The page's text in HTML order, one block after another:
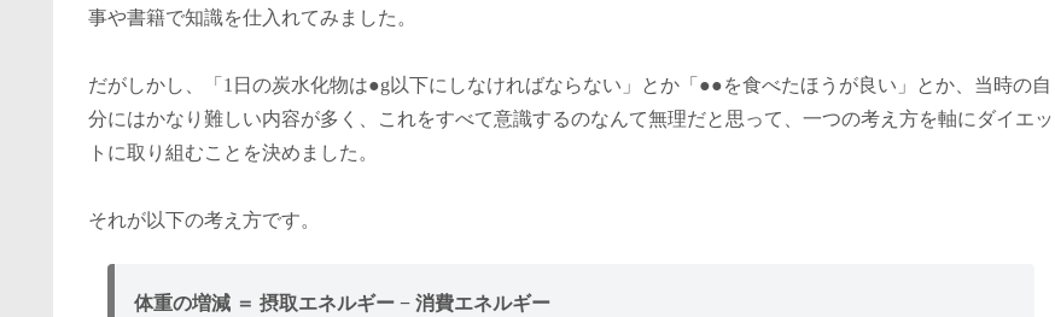
事や書籍で知識を仕入れてみました。
だがしかし、「1日の炭水化物は●g以下にしなければならない」とか「●●を食べたほうが良い」とか、当時の自
分にはかなり難しい内容が多く、これをすべて意識するのなんて無理だと思って、一つの考え方を軸にダイエッ
トに取り組むことを決めました。
それが以下の考え方です。
体重の増減 ＝ 摂取エネルギー − 消費エネルギー